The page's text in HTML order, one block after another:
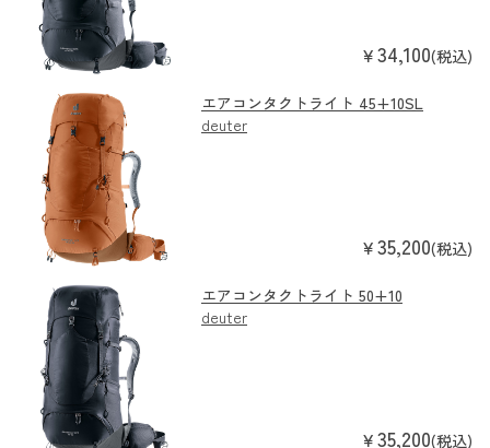
￥34,100(税込)
エアコンタクトライト 45+10SL
deuter
￥35,200(税込)
エアコンタクトライト 50+10
deuter
￥35,200(税込)